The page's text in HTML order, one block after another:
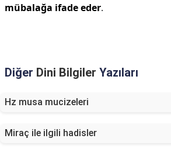
mübalağa ifade eder.
Diğer Dini Bilgiler Yazıları
Hz musa mucizeleri
Miraç ile ilgili hadisler